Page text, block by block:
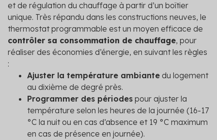
et de régulation du chauffage à partir d’un boîtier
unique. Très répandu dans les constructions neuves, le
thermostat programmable est un moyen efficace de
contrôler sa consommation de chauffage, pour
réaliser des économies d’énergie, en suivant les règles
:
Ajuster la température ambiante du logement
au dixième de degré près.
Programmer des périodes pour ajuster la
température selon les heures de la journée (16-17
°C la nuit ou en cas d’absence et 19 °C maximum
en cas de présence en journée).